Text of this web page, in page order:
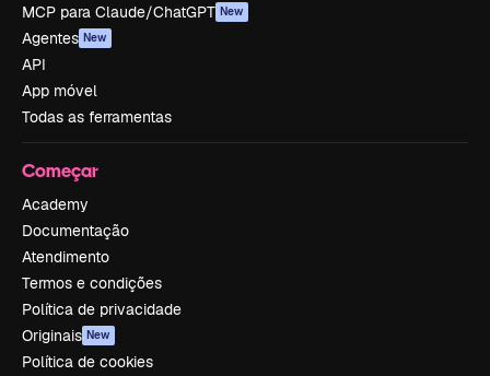
MCP para Claude/ChatGPT New
Agentes New
API
App móvel
Todas as ferramentas
Começar
Academy
Documentação
Atendimento
Termos e condições
Política de privacidade
Originais New
Política de cookies